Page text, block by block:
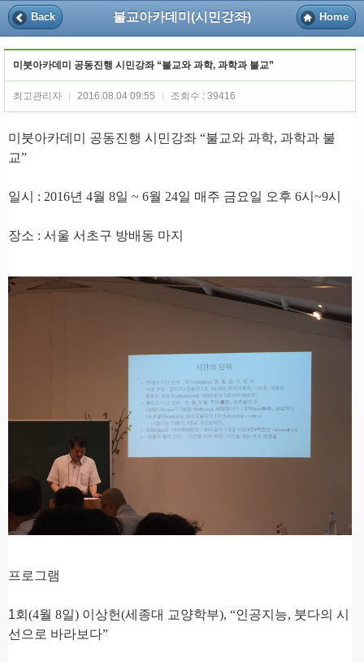
Back 불교아카데미(시민강좌) Home
미붓아카데미 공동진행 시민강좌 “불교와 과학, 과학과 불교”
최고관리자 2016.08.04 09:55 조회수 : 39416
미붓아카데미 공동진행 시민강좌 “불교와 과학, 과학과 불
교”
일시 : 2016년 4월 8일 ~ 6월 24일 매주 금요일 오후 6시 ~9시
장소 : 서울 서초구 방배동 마지
프로그램
1회 (4월 8일) 이상헌(세종대 교양학부), “인공지능, 붓다의 시
선으로 바라보다”